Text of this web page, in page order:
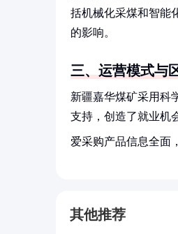
括机械化采煤和智能
的影响。
三、运营模式与
新疆嘉华煤矿采用科
支持，创造了就业机
爱采购产品信息全面
其他推荐